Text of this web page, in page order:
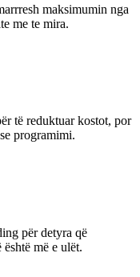
maksimumin nga
me te mira.
të reduktuar kostot, por
programimi.
për detyra që
më e ulët.